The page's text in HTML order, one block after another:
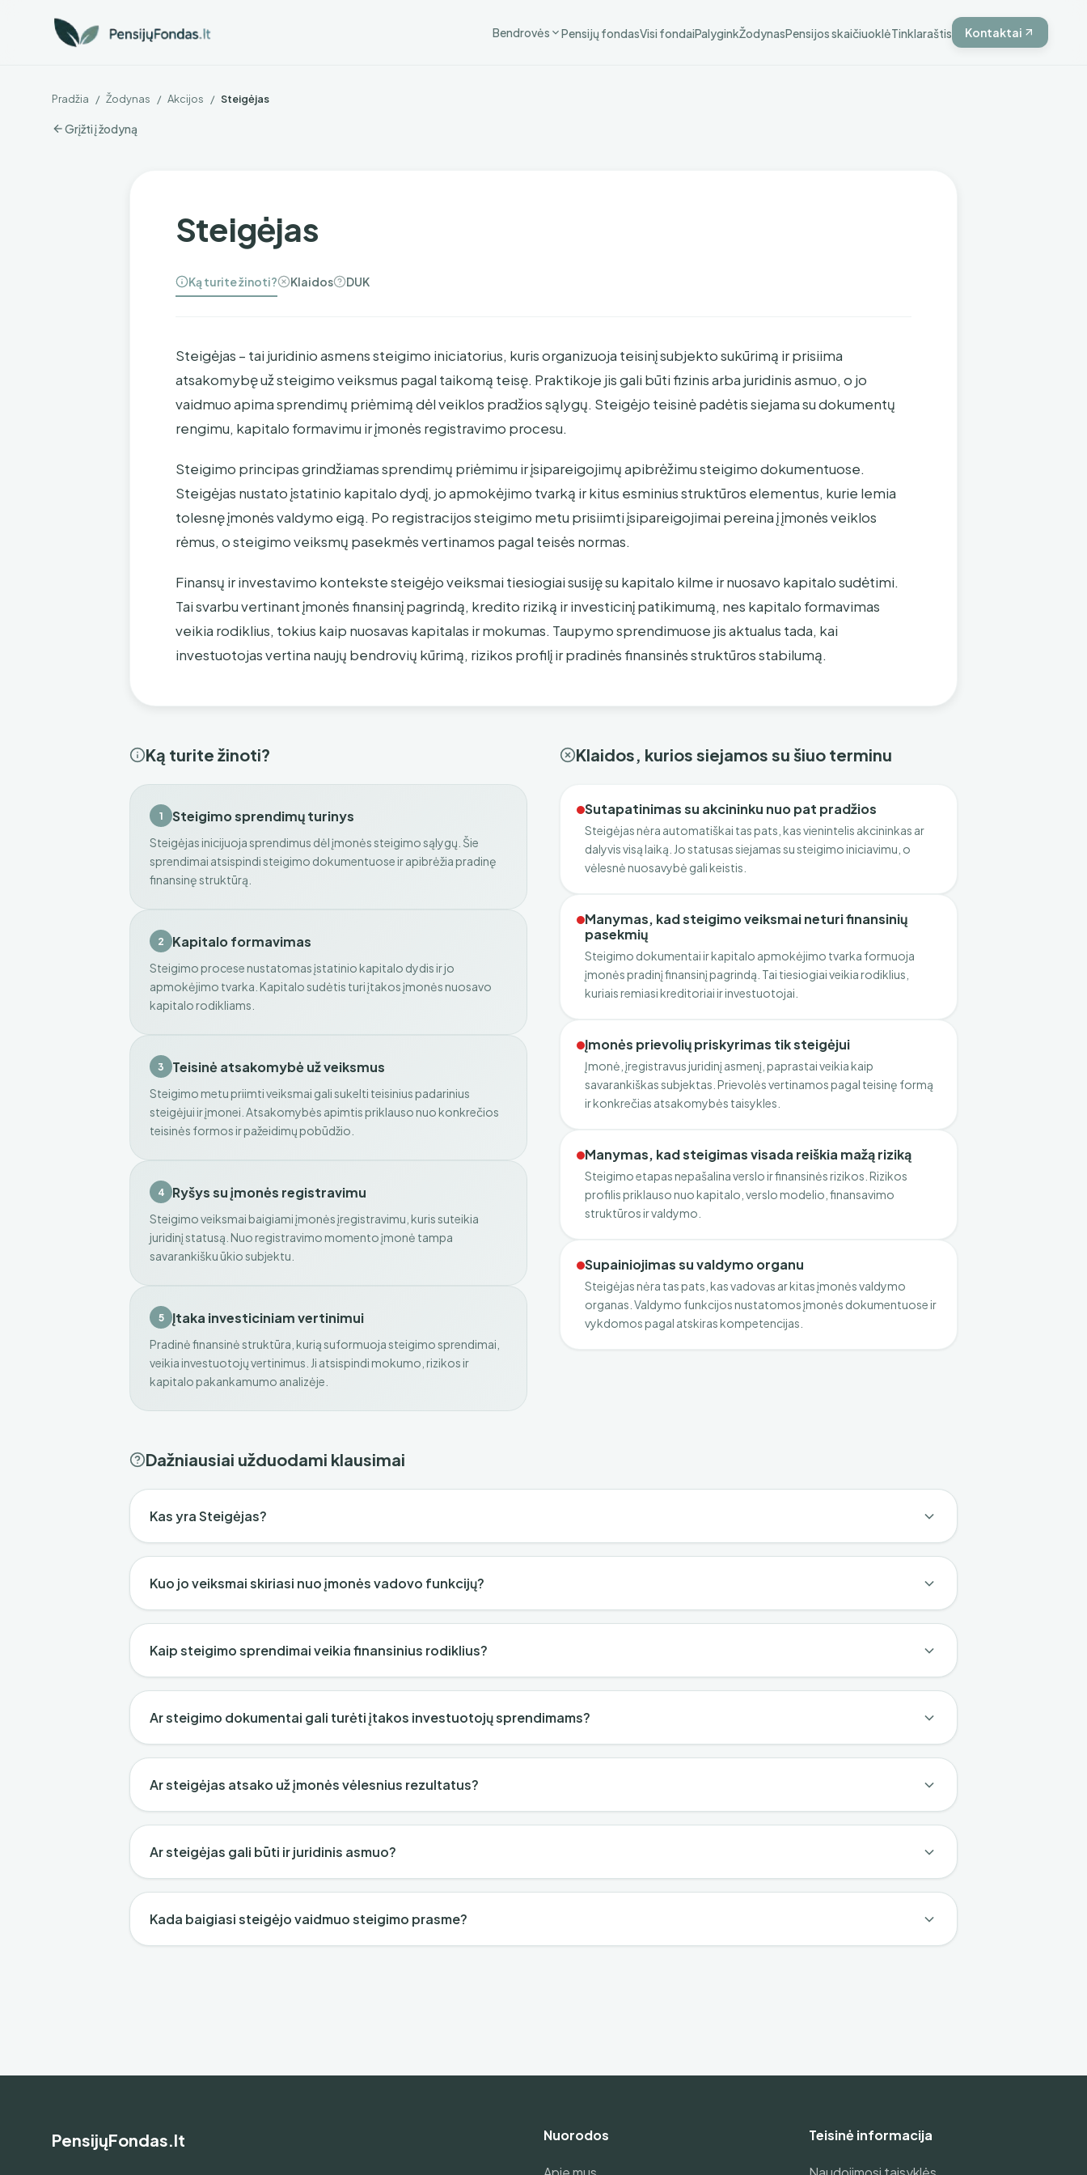
Bendrovės Pensijų fondasVisi fondaiPalyginkŽodynasPensijos skaičiuoklėTinklaraštis Kontaktai
Pradžia / Žodynas / Akcijos / Steigėjas
Grįžti į žodyną
Steigėjas
Ką turite žinoti? Klaidos DUK
Steigėjas – tai juridinio asmens steigimo iniciatorius, kuris organizuoja teisinį subjekto sukūrimą ir prisiima
atsakomybę už steigimo veiksmus pagal taikomą teisę. Praktikoje jis gali būti fizinis arba juridinis asmuo, o jo
vaidmuo apima sprendimų priėmimą dėl veiklos pradžios sąlygų. Steigėjo teisinė padėtis siejama su dokumentų
rengimu, kapitalo formavimu ir įmonės registravimo procesu.
Steigimo principas grindžiamas sprendimų priėmimu ir įsipareigojimų apibrėžimu steigimo dokumentuose.
Steigėjas nustato įstatinio kapitalo dydį, jo apmokėjimo tvarką ir kitus esminius struktūros elementus, kurie lemia
tolesnę įmonės valdymo eigą. Po registracijos steigimo metu prisiimti įsipareigojimai pereina į įmonės veiklos
rėmus, o steigimo veiksmų pasekmės vertinamos pagal teisės normas.
Finansų ir investavimo kontekste steigėjo veiksmai tiesiogiai susiję su kapitalo kilme ir nuosavo kapitalo sudėtimi.
Tai svarbu vertinant įmonės finansinį pagrindą, kredito riziką ir investicinį patikimumą, nes kapitalo formavimas
veikia rodiklius, tokius kaip nuosavas kapitalas ir mokumas. Taupymo sprendimuose jis aktualus tada, kai
investuotojas vertina naujų bendrovių kūrimą, rizikos profilį ir pradinės finansinės struktūros stabilumą.
Ką turite žinoti?
1 Steigimo sprendimų turinys
Steigėjas inicijuoja sprendimus dėl įmonės steigimo sąlygų. Šie
sprendimai atsispindi steigimo dokumentuose ir apibrėžia pradinę
finansinę struktūrą.
2 Kapitalo formavimas
Steigimo procese nustatomas įstatinio kapitalo dydis ir jo
apmokėjimo tvarka. Kapitalo sudėtis turi įtakos įmonės nuosavo
kapitalo rodikliams.
3 Teisinė atsakomybė už veiksmus
Steigimo metu priimti veiksmai gali sukelti teisinius padarinius
steigėjui ir įmonei. Atsakomybės apimtis priklauso nuo konkrečios
teisinės formos ir pažeidimų pobūdžio.
4 Ryšys su įmonės registravimu
Steigimo veiksmai baigiami įmonės įregistravimu, kuris suteikia
juridinį statusą. Nuo registravimo momento įmonė tampa
savarankišku ūkio subjektu.
5 Įtaka investiciniam vertinimui
Pradinė finansinė struktūra, kurią suformuoja steigimo sprendimai,
veikia investuotojų vertinimus. Ji atsispindi mokumo, rizikos ir
kapitalo pakankamumo analizėje.
Klaidos, kurios siejamos su šiuo terminu
Sutapatinimas su akcininku nuo pat pradžios
Steigėjas nėra automatiškai tas pats, kas vienintelis akcininkas ar
dalyvis visą laiką. Jo statusas siejamas su steigimo iniciavimu, o
vėlesnė nuosavybė gali keistis.
Manymas, kad steigimo veiksmai neturi finansinių
pasekmių
Steigimo dokumentai ir kapitalo apmokėjimo tvarka formuoja
įmonės pradinį finansinį pagrindą. Tai tiesiogiai veikia rodiklius,
kuriais remiasi kreditoriai ir investuotojai.
Įmonės prievolių priskyrimas tik steigėjui
Įmonė, įregistravus juridinį asmenį, paprastai veikia kaip
savarankiškas subjektas. Prievolės vertinamos pagal teisinę formą
ir konkrečias atsakomybės taisykles.
Manymas, kad steigimas visada reiškia mažą riziką
Steigimo etapas nepašalina verslo ir finansinės rizikos. Rizikos
profilis priklauso nuo kapitalo, verslo modelio, finansavimo
struktūros ir valdymo.
Supainiojimas su valdymo organu
Steigėjas nėra tas pats, kas vadovas ar kitas įmonės valdymo
organas. Valdymo funkcijos nustatomos įmonės dokumentuose ir
vykdomos pagal atskiras kompetencijas.
Dažniausiai užduodami klausimai
Kas yra Steigėjas?
Kuo jo veiksmai skiriasi nuo įmonės vadovo funkcijų?
Kaip steigimo sprendimai veikia finansinius rodiklius?
Ar steigimo dokumentai gali turėti įtakos investuotojų sprendimams?
Ar steigėjas atsako už įmonės vėlesnius rezultatus?
Ar steigėjas gali būti ir juridinis asmuo?
Kada baigiasi steigėjo vaidmuo steigimo prasme?
PensijųFondas.lt Nuorodos Teisinė informacija